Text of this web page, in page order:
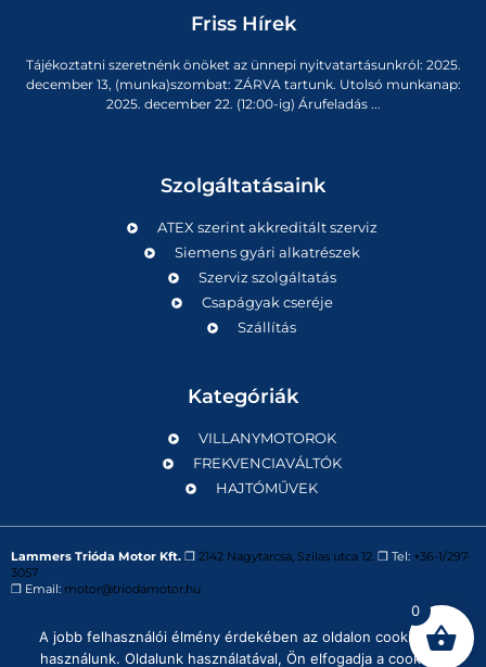
Friss Hírek
Tájékoztatni szeretnénk önöket az ünnepi nyitvatartásunkról: 2025.
december 13, (munka)szombat: ZÁRVA tartunk. Utolsó munkanap:
2025. december 22. (12:00-ig) Árufeladás ...
Szolgáltatásaink
ATEX szerint akkreditált szerviz
Siemens gyári alkatrészek
Szerviz szolgáltatás
Csapágyak cseréje
Szállítás
Kategóriák
VILLANYMOTOROK
FREKVENCIAVÁLTÓK
HAJTÓMŰVEK
Lammers Trióda Motor Kft. ❒ 2142 Nagytarcsa, Szilas utca 12. ❒ Tel: +36-1/297-
3057
❒ Email: motor@triodamotor.hu
Powered byDigit-Now Kft.
0
A jobb felhasználói élmény érdekében az oldalon cookie-kat
használunk. Oldalunk használatával, Ön elfogadja a cookie-k